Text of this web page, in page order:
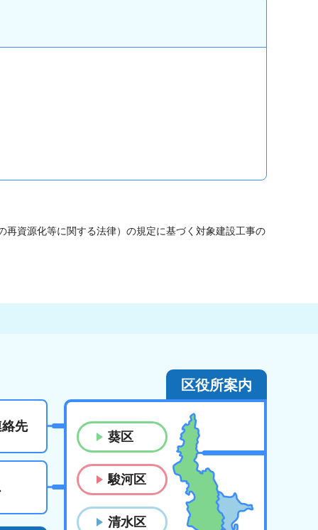
再資源化等に関する法律）の規定に基づく対象建設工事の
先
区役所案内
葵区
駿河区
清水区